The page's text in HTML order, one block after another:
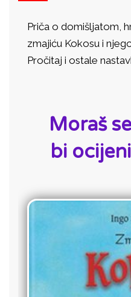
Priča o domišljatom,
zmajiću Kokosu i
Pročitaj i ostale
Moraš
bi